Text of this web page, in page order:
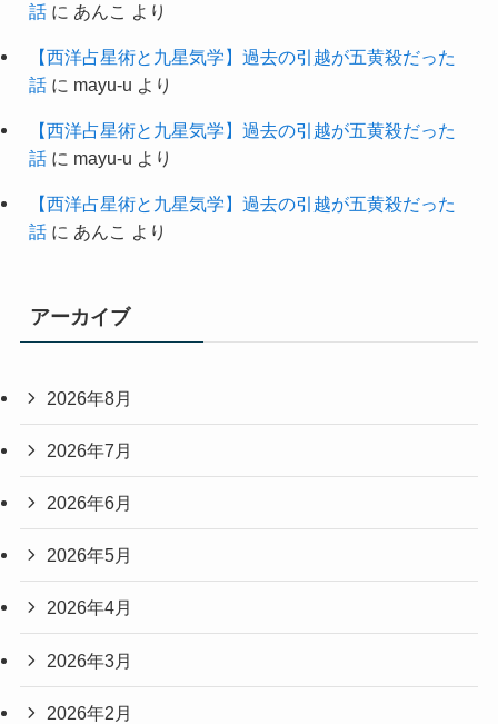
話に あんこ より
【西洋占星術と九星気学】過去の引越が五黄殺だった
話に mayu-u より
【西洋占星術と九星気学】過去の引越が五黄殺だった
話に mayu-u より
【西洋占星術と九星気学】過去の引越が五黄殺だった
話に あんこ より
アーカイブ
2026年8月
2026年7月
2026年6月
2026年5月
2026年4月
2026年3月
2026年2月